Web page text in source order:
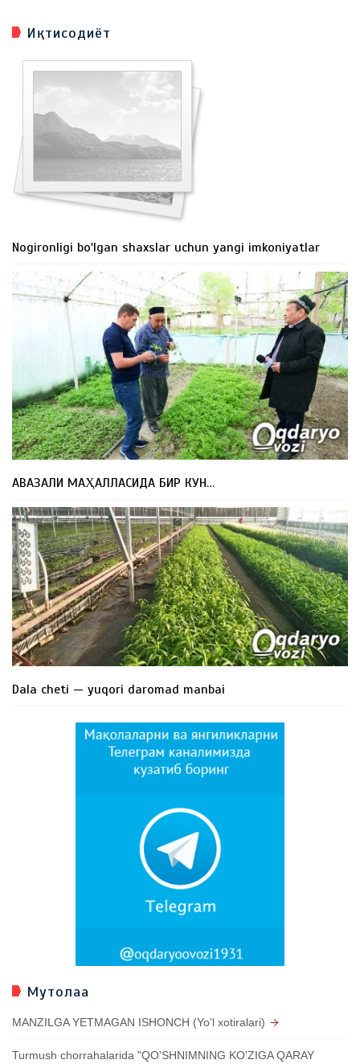
Иқтисодиёт
Nogironligi bo'lgan shaxslar uchun yangi imkoniyatlar
АВАЗАЛИ МАҲАЛЛАСИДА БИР КУН…
Dala cheti — yuqori daromad manbai
Мутолаа
MANZILGA YETMAGAN ISHONCH (Yo'l xotiralari)
Turmush chorrahalarida "QO'SHNIMNING KO'ZIGA QARAY